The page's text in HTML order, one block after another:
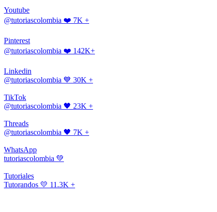
Youtube
@tutoriascolombia ❤️ 7K +
Pinterest
@tutoriascolombia ❤️ 142K+
Linkedin
@tutoriascolombia 💙 30K +
TikTok
@tutoriascolombia 🖤 23K +
Threads
@tutoriascolombia 🖤 7K +
WhatsApp
tutoriascolombia 💚
Tutoriales
Tutorandos 💛 11.3K +